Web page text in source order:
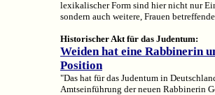
lexikalischer Form sind hier nicht nur
sondern auch weitere, Frauen
Historischer Akt für das Judentum:
Weiden hat eine Rabbinerin
Position
"Das hat für das Judentum in
Amtseinführung der neuen Rabbinerin